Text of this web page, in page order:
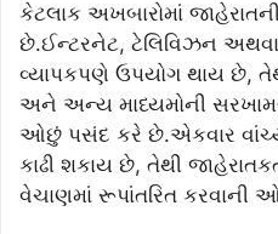
કેટલાક અખબારોમાં
છે.ઈન્ટરનેટ, ટેલિવિઝન અથવા
વ્યાપકપણે ઉપયોગ થાય છે,
અને અન્ય માધ્યમોની
ઓછું પસંદ કરે છે.એકવાર
કાઢી શકાય છે, તેથી
વેચાણમાં રૂપાંતરિત કરવાની